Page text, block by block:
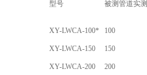
型号 被测管道实
XY-LWCA-100* 100
XY-LWCA-150 150
XY-LWCA-200 200